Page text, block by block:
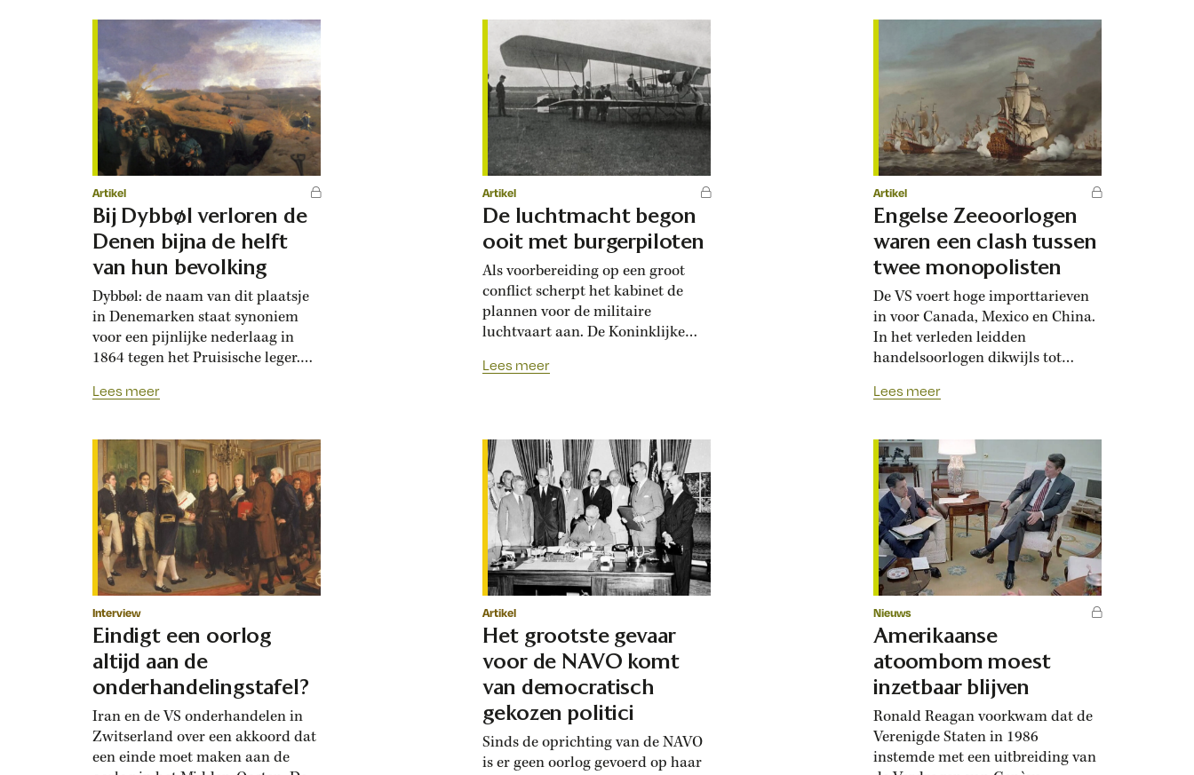
beschuldigt Amerika van piraterij.
Heeft het een punt? De Lange:
‘Staatspiraterij is een tegenstrijdig
begrip, omdat piraten rovers op
zee zijn die handelen zonder
goedkeuring van een…
in het midden. Had hij…
afgelopen woensdag. Hij sprak
tijdens de opening van een nieuwe
wapenfabriek van het Duitse
bedrijf Rheinmetall in
Unterlüss….
Artikel
Bij Dybbøl verloren de
Denen bijna de helft
van hun bevolking
Dybbøl: de naam van dit plaatsje
in Denemarken staat synoniem
voor een pijnlijke nederlaag in
1864 tegen het Pruisische leger.
hun grondgebied en de helft van
de Slag bij Dybbøl de eerste van
een reeks overwinningen die
leidde naar de vereniging van
Duitsland. …
Lees meer
Artikel
De luchtmacht begon
ooit met burgerpiloten
Als voorbereiding op een groot
conflict scherpt het kabinet de
plannen voor de militaire
luchtvaart aan. De Koninklijke
er tijdens een oefening van het
bleek zo waardevol dat het
kabinet besloot ook zelf toestellen
aan te schaffen. In de nacht van
woensdag…
Lees meer
Artikel
Engelse Zeeoorlogen
waren een clash tussen
twee monopolisten
De VS voert hoge importtarieven
in voor Canada, Mexico en China.
In het verleden leidden
handelsoorlogen dikwijls tot
oorlogen tussen Engeland en de
Lees meer
Interview
Eindigt een oorlog
altijd aan de
onderhandelingstafel?
Iran en de VS onderhandelen in
Zwitserland over een akkoord dat
een einde moet maken aan de
Artikel
Het grootste gevaar
voor de NAVO komt
van democratisch
gekozen politici
Sinds de oprichting van de NAVO
is er geen oorlog gevoerd op haar
Nieuws
Amerikaanse
atoombom moest
inzetbaar blijven
Ronald Reagan voorkwam dat de
Verenigde Staten in 1986
instemde met een uitbreiding van